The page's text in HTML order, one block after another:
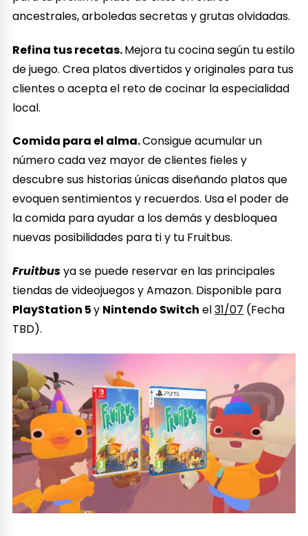
ancestrales, arboledas secretas y grutas olvidadas.
Refina tus recetas.Mejora tu cocina según tu estilo
de juego. Crea platos divertidos y originales para tus
clientes o acepta el reto de cocinar la especialidad
local.
Comida para el alma.Consigue acumular un
número cada vez mayor de clientes fieles y
descubre sus historias únicas diseñando platos que
evoquen sentimientos y recuerdos. Usa el poder de
la comida para ayudar a los demás y desbloquea
nuevas posibilidades para ti y tu Fruitbus.
Fruitbusya se puede reservar en las principales
tiendas de videojuegos y Amazon. Disponible para
PlayStation 5y Nintendo Switch el31/07 (Fecha
TBD).